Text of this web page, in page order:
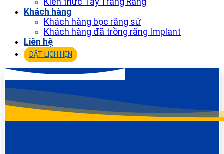
Khách hàng
Khách hàng bọc răng sứ
Khách hàng đã trồng răng Implant
Liên hệ
ĐẶT LỊCH HẸN